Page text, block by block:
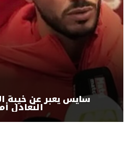
سايس يعبر عن خيبة
التعادل